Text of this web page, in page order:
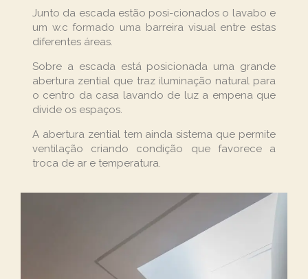
Junto da escada estão posi-cionados o lavabo e
um w.c formado uma barreira visual entre estas
diferentes áreas.
Sobre a escada está posicionada uma grande
abertura zential que traz iluminação natural para
o centro da casa lavando de luz a empena que
divide os espaços.
A abertura zential tem ainda sistema que permite
ventilação criando condição que favorece a
troca de ar e temperatura.